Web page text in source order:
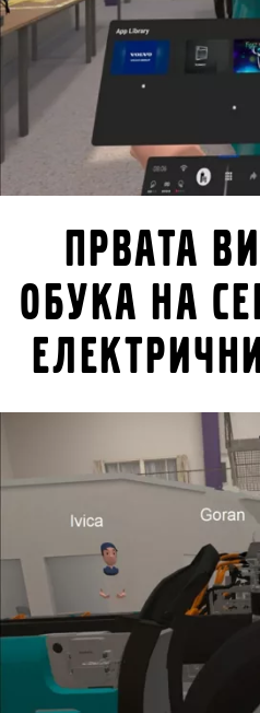
Volvo Truck Builder
Контактирајте нѐ
Првата
обука на